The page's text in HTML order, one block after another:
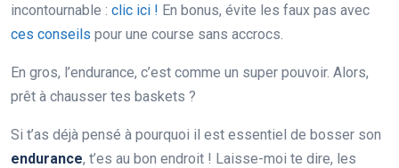
incontournable : clic ici ! En bonus, évite les faux pas avec
ces conseils pour une course sans accrocs.
En gros, l’endurance, c’est comme un super pouvoir. Alors,
prêt à chausser tes baskets ?
Si t’as déjà pensé à pourquoi il est essentiel de bosser son
endurance, t’es au bon endroit ! Laisse-moi te dire, les